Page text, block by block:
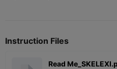
Instruction Files
Read